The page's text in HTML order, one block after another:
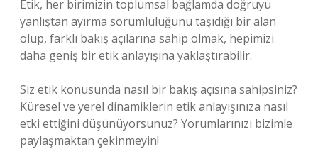
Etik, her birimizin toplumsal bağlamda doğruyu
yanlıştan ayırma sorumluluğunu taşıdığı bir alan
olup, farklı bakış açılarına sahip olmak, hepimizi
daha geniş bir etik anlayışına yaklaştırabilir.
Siz etik konusunda nasıl bir bakış açısına sahipsiniz?
Küresel ve yerel dinamiklerin etik anlayışınıza nasıl
etki ettiğini düşünüyorsunuz? Yorumlarınızı bizimle
paylaşmaktan çekinmeyin!